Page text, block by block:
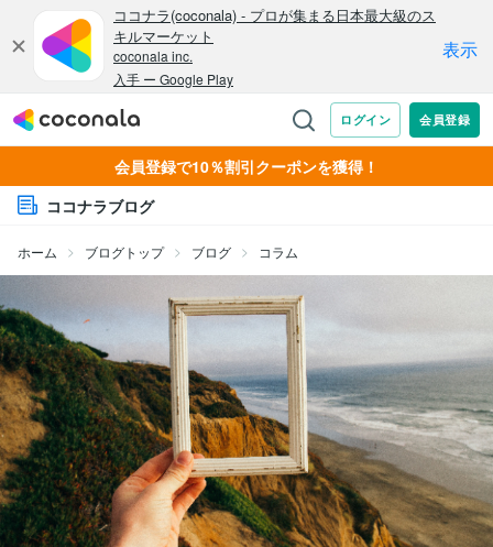
会員登録で10％割引クーポンを獲得！
ココナラブログ
ホーム ブログトップ ブログ コラム